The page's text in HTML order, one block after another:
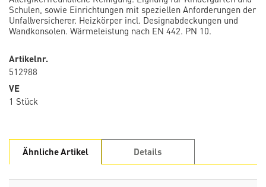
Schulen, sowie Einrichtungen mit speziellen Anforderungen der
Unfallversicherer. Heizkörper incl. Designabdeckungen und
Wandkonsolen. Wärmeleistung nach EN 442. PN 10.
Artikelnr.
512988
VE
1 Stück
Ähnliche Artikel Details